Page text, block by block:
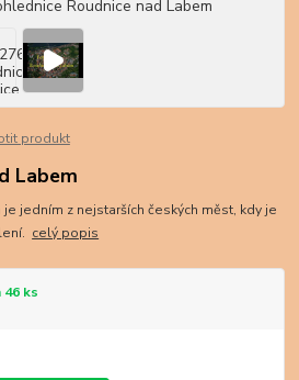
produkt
Labem
jedním z nejstarších českých měst, kdy je
celý popis
46 ks